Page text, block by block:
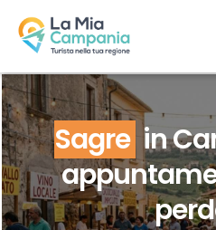
Sagre in